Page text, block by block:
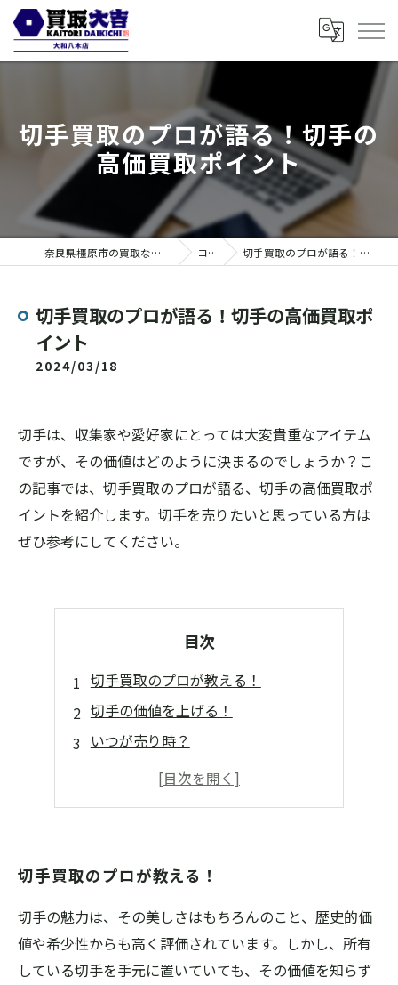
切手買取のプロが語る！切手の
高価買取ポイント
奈良県橿原市の買取なら買取大吉 大和八木店 コラム 切手買取のプロが語る！切手の高価買取ポイント
切手買取のプロが語る！切手の高価買取ポ
イント
2024/03/18
切手は、収集家や愛好家にとっては大変貴重なアイテム
ですが、その価値はどのように決まるのでしょうか？こ
の記事では、切手買取のプロが語る、切手の高価買取ポ
イントを紹介します。切手を売りたいと思っている方は
ぜひ参考にしてください。
目次
切手買取のプロが教える！
切手の価値を上げる！
いつが売り時？
よくある疑問にお答え！
切手買取のプロが教える！
切手の魅力は、その美しさはもちろんのこと、歴史的価
値や希少性からも高く評価されています。しかし、所有
している切手を手元に置いていても、その価値を知らず